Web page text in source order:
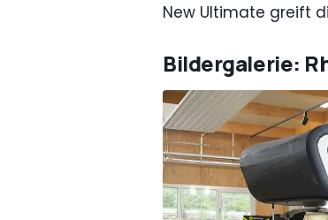
New Ultimate greift
Bildergalerie: